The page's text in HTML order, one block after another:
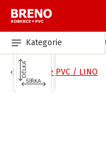
Kategorie
Zátěžové PVC / LINO